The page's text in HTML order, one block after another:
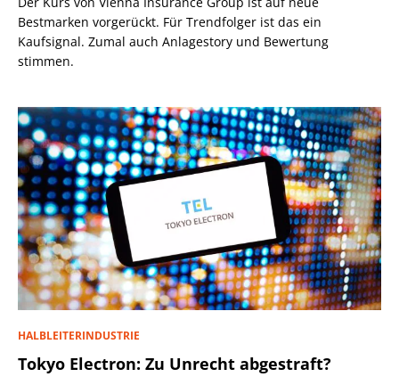
Bestmarken vorgerückt. Für Trendfolger ist das ein
Kaufsignal. Zumal auch Anlagestory und Bewertung
stimmen.
HALBLEITERINDUSTRIE
Tokyo Electron: Zu Unrecht abgestraft?